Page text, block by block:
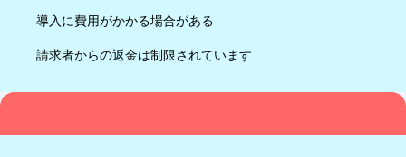
導入に費用がかかる場合がある
請求者からの返金は制限されています